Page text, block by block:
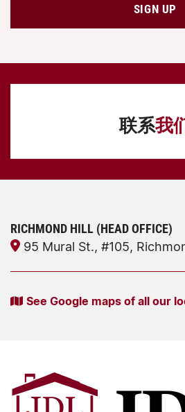
SIGN UP
联系我
RICHMOND HILL (HEAD OFFICE)
95 Mural St., #105,
See Google maps of all our